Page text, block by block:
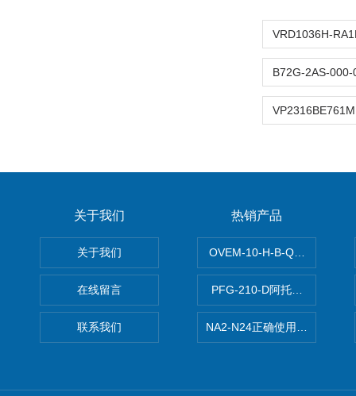
关于我们
关于我们
在线留言
联系我们
热销产品
OVEM-10-H-B-QO-CE-N-2P
PFG-210-D阿托斯ATOS电
NA2-N24正确使用松下安全光